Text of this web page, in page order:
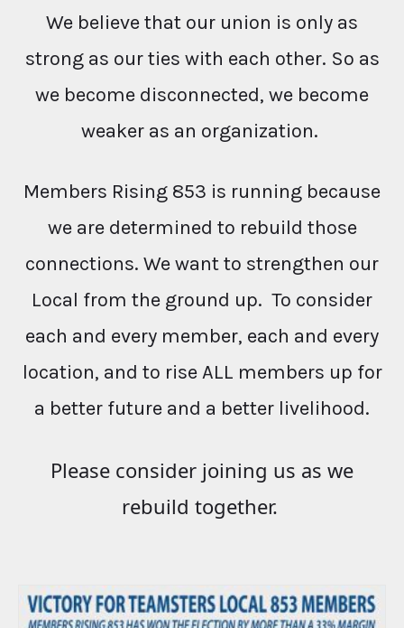
We believe that our union is only as
strong as our ties with each other. So as
we become disconnected, we become
weaker as an organization.
Members Rising 853 is running because
we are determined to rebuild those
connections. We want to strengthen our
Local from the ground up. To consider
each and every member, each and every
location, and to rise ALL members up for
a better future and a better livelihood.
Please consider joining us as we
rebuild together.